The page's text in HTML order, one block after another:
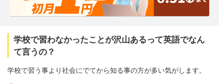
学校で習わなかったことが沢山あるって英語でなん
て言うの？
学校で習う事より社会にでてから知る事の方が多い気がします。